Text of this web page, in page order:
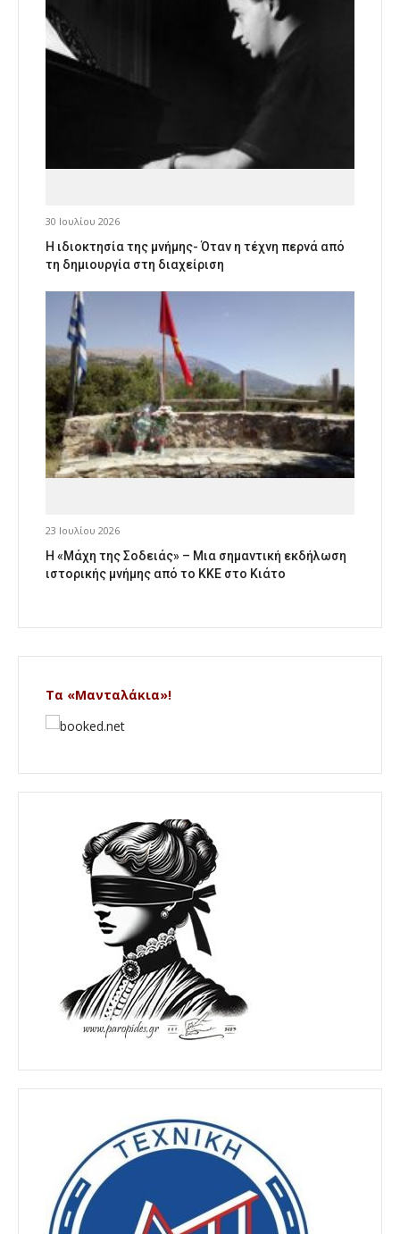
30 Ιουλίου 2026
Η ιδιοκτησία της μνήμης- Όταν η τέχνη περνά από
τη δημιουργία στη διαχείριση
23 Ιουλίου 2026
Η «Μάχη της Σοδειάς» – Μια σημαντική εκδήλωση
ιστορικής μνήμης από το ΚΚΕ στο Κιάτο
Τα «Μανταλάκια»!